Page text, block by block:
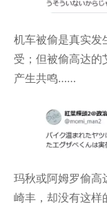
机车被偷是真实发
受；但被偷高达的
产生共鸣……
玛秋或阿姆罗偷高
崎丰，却没有这样